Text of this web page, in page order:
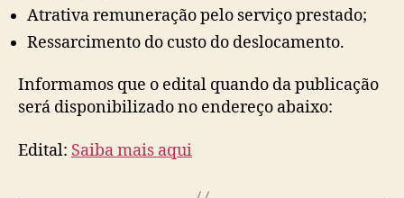
Atrativa remuneração pelo serviço prestado;
Ressarcimento do custo do deslocamento.
Informamos que o edital quando da publicação
será disponibilizado no endereço abaixo:
Edital: Saiba mais aqui